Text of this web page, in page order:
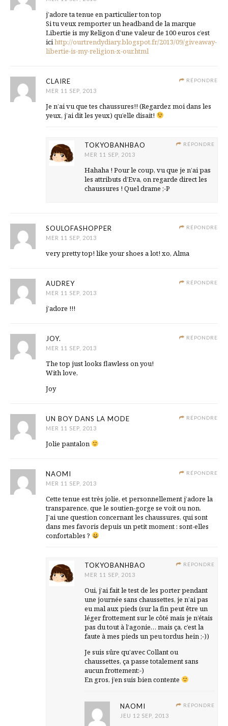
j’adore ta tenue en particulier ton top
Si tu veux remporter un headband de la marque
Libertie is my Religon d’une valeur de 100 euros c’est
icihttp://ourtrendydiary.blogspot.fr/2013/09/giveaway-
libertie-is-my-religion-x-our.html
RÉPONDRE
CLAIRE
MER 11 SEP, 2013
Je n’ai vu que tes chaussures!! (Regardez moi dans les
yeux, j’ai dit les yeux) qu’elle disait!
RÉPONDRE
TOKYOBANHBAO
MER 11 SEP, 2013
Hahaha ! Pour le coup, vu que je n’ai pas
les attributs d’Eva, on regarde direct les
chaussures ! Quel drame ;-P
RÉPONDRE
SOULOFASHOPPER
MER 11 SEP, 2013
very pretty top! like your shoes a lot! xo, Alma
RÉPONDRE
AUDREY
MER 11 SEP, 2013
j’adore !!!
RÉPONDRE
JOY.
MER 11 SEP, 2013
The top just looks flawless on you!
With love,
Joy
RÉPONDRE
UN BOY DANS LA MODE
MER 11 SEP, 2013
Jolie pantalon
RÉPONDRE
NAOMI
MER 11 SEP, 2013
Cette tenue est très jolie, et personnellement j’adore la
transparence, que le soutien-gorge se voit ou non.
J’ai une question concernant les chaussures, qui sont
dans mes favoris depuis un petit moment : sont-elles
confortables ?
RÉPONDRE
TOKYOBANHBAO
MER 11 SEP, 2013
Oui, j’ai fait le test de les porter pendant
une journée sans chaussettes, je n’ai pas
eu mal aux pieds (sur la fin peut être un
léger frottement sur le côté mais je n’étais
pas du tout à l’agonie… mais ça, c’est la
faute à mes pieds un peu tordus hein ;-))
Je suis sûre qu’avec Collant ou
chaussettes, ça passe totalement sans
aucun frottement:-)
En gros, j’en suis bien contente
RÉPONDRE
NAOMI
JEU 12 SEP, 2013